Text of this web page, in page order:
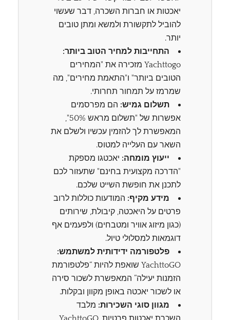
יאכטות או חברות השכרה, דבר שעשוי
להוביל לתקשורת ולמשא ומתן טובים
יותר.
התחייבות למחיר הטוב ביותר:
Yachttogo מזכירה את "המחירים
הטובים ביותר" ו"התאמת מחירים", מה
שמרמז על תמחור תחרותי.
תשלום גמיש: הם מפרסמים
אפשרות של "תשלום מראש 50%",
המאפשרת לך להזמין עכשיו ולשלם את
השאר עם העלייה למטוס.
ייעוץ מומחה: יאכטגו מספקת
"הדרכה מקצועית בחינם" שתעזור לכם
לתכנן את חופשת השייט שלכם.
מידע מקיף: המודעות כוללות לרוב
פרטים על היאכטה, קיבולת, שירותים
(כגון מיזוג אוויר ומטבחים) ולפעמים אף
דוגמאות למסלולי טיול.
פלטפורמה ידידותית למשתמש:
YachttoGO שואפת להיות “פלטפורמת
הזמנות יעילה” המאפשרת לשכור סירה
או לשכור יאכטה באופן מקוון ובקלות.
מגוון סוגי השכירות: מלבד